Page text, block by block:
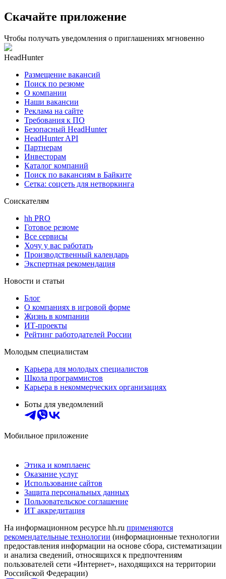
Скачайте приложение
Чтобы получать уведомления о приглашениях мгновенно
HeadHunter
Размещение вакансий
Поиск по резюме
О компании
Наши вакансии
Реклама на сайте
Требования к ПО
Безопасный HeadHunter
HeadHunter API
Партнерам
Инвесторам
Каталог компаний
Поиск по вакансиям в Байките
Сетка: соцсеть для нетворкинга
Соискателям
hh PRO
Готовое резюме
Все сервисы
Хочу у вас работать
Производственный календарь
Экспертная рекомендация
Новости и статьи
Блог
О компаниях в игровой форме
Жизнь в компании
ИТ-проекты
Рейтинг работодателей России
Молодым специалистам
Карьера для молодых специалистов
Школа программистов
Карьера в некоммерческих организациях
Боты для уведомлений
Мобильное приложение
Этика и комплаенс
Оказание услуг
Использование сайтов
Защита персональных данных
Пользовательское соглашение
ИТ аккредитация
На информационном ресурсе hh.ru применяются
рекомендательные технологии (информационные технологии
предоставления информации на основе сбора, систематизации
и анализа сведений, относящихся к предпочтениям
пользователей сети «Интернет», находящихся на территории
Российской Федерации)